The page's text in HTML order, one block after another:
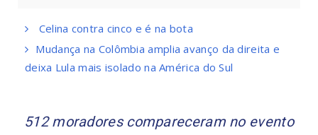
Celina contra cinco e é na bota
Mudança na Colômbia amplia avanço da direita e
deixa Lula mais isolado na América do Sul
512 moradores compareceram no evento